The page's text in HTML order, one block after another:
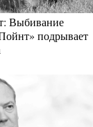
Выбивание
подрывает